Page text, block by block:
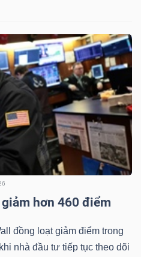
hơn 460 điểm
đồng loạt giảm điểm trong
nhà đầu tư tiếp tục theo dõi
số Chứng chỉ quỹ Chứng
Người liên quan Cổ đông lớn